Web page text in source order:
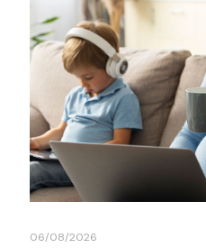
06/08/2026